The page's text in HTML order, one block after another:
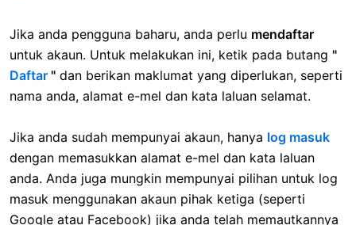
Jika anda pengguna baharu, anda perlu mendaftar
untuk akaun. Untuk melakukan ini, ketik pada butang "
Daftar " dan berikan maklumat yang diperlukan, seperti
nama anda, alamat e-mel dan kata laluan selamat.
Jika anda sudah mempunyai akaun, hanya log masuk
dengan memasukkan alamat e-mel dan kata laluan
anda. Anda juga mungkin mempunyai pilihan untuk log
masuk menggunakan akaun pihak ketiga (seperti
Google atau Facebook) jika anda telah memautkannya